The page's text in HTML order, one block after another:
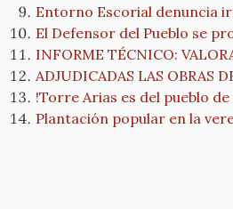
Entorno Escorial denuncia
El Defensor del Pueblo se
INFORME TÉCNICO:
ADJUDICADAS LAS OBRAS
!Torre Arias es del pueblo
Plantación popular en la